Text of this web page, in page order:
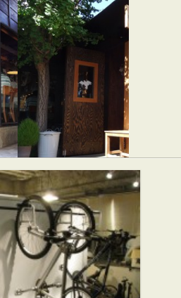
ガテモタ
ブン ★★☆
アジア・エスニッ
GANORI
★☆☆
パン屋